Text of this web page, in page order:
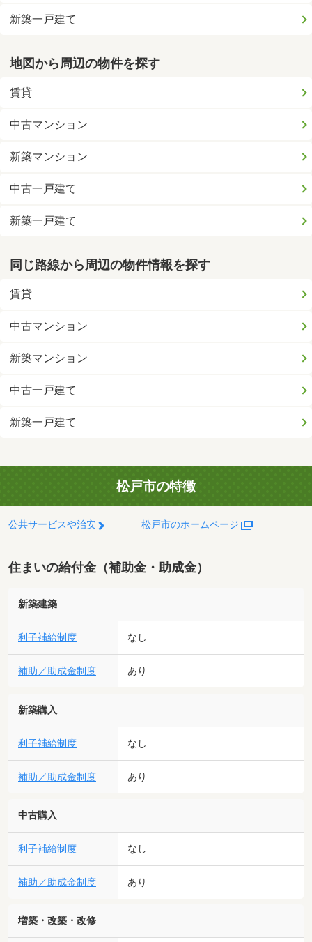
新築一戸建て
地図から周辺の物件を探す
賃貸
中古マンション
新築マンション
中古一戸建て
新築一戸建て
同じ路線から周辺の物件情報を探す
賃貸
中古マンション
新築マンション
中古一戸建て
新築一戸建て
松戸市の特徴
公共サービスや治安 松戸市のホームページ
住まいの給付金（補助金・助成金）
新築建築
利子補給制度 なし
補助／助成金制度 あり
新築購入
利子補給制度 なし
補助／助成金制度 あり
中古購入
利子補給制度 なし
補助／助成金制度 あり
増築・改築・改修